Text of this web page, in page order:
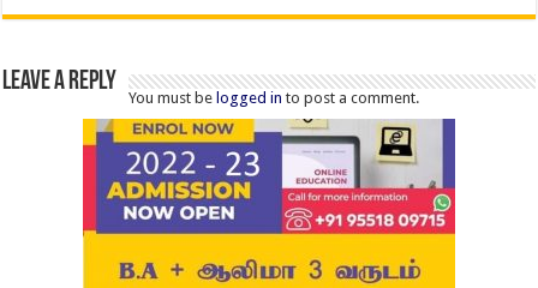
Leave a Reply
You must be logged in to post a comment.